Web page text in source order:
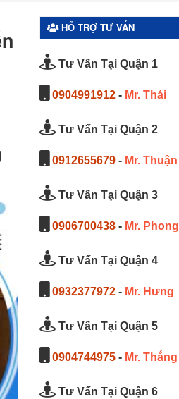
HỖ TRỢ TƯ VẤN
Tư Vấn Tại Quận 1
0904991912 - Mr. Thái
Tư Vấn Tại Quận 2
0912655679 - Mr. Thuận
Tư Vấn Tại Quận 3
0906700438 - Mr. Phong
Tư Vấn Tại Quận 4
0932377972 - Mr. Hưng
Tư Vấn Tại Quận 5
0904744975 - Mr. Thắng
Tư Vấn Tại Quận 6